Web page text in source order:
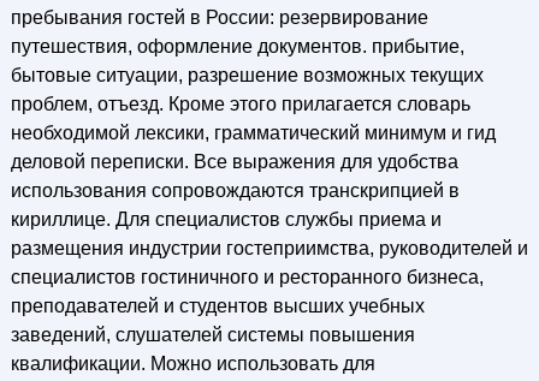
пребывания гостей в России: резервирование
путешествия, оформление документов. прибытие,
бытовые ситуации, разрешение возможных текущих
проблем, отъезд. Кроме этого прилагается словарь
необходимой лексики, грамматический минимум и гид
деловой переписки. Все выражения для удобства
использования сопровождаются транскрипцией в
кириллице. Для специалистов службы приема и
размещения индустрии гостеприимства, руководителей и
специалистов гостиничного и ресторанного бизнеса,
преподавателей и студентов высших учебных
заведений, слушателей системы повышения
квалификации. Можно использовать для